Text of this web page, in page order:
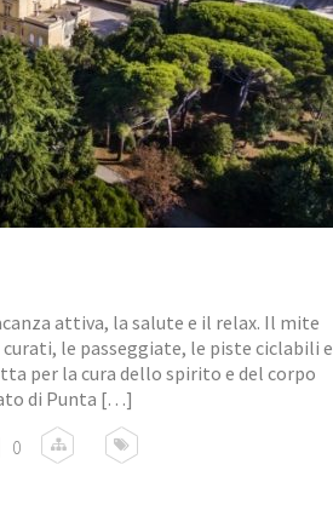
attiva, la salute e il relax. Il mite
le passeggiate, le piste ciclabili e
per la cura dello spirito e del corpo
di Punta […]
0